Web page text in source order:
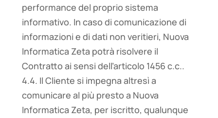
performance del proprio sistema
informativo. In caso di comunicazione di
informazioni e di dati non veritieri, Nuova
Informatica Zeta potrà risolvere il
Contratto ai sensi dell’articolo 1456 c.c..
4.4. Il Cliente si impegna altresì a
comunicare al più presto a Nuova
Informatica Zeta, per iscritto, qualunque